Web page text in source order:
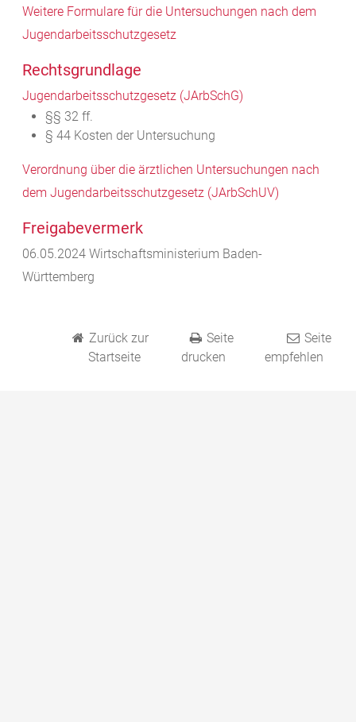
Weitere Formulare für die Untersuchungen nach dem
Jugendarbeitsschutzgesetz
Rechtsgrundlage
Jugendarbeitsschutzgesetz (JArbSchG)
§§ 32 ff.
§ 44 Kosten der Untersuchung
Verordnung über die ärztlichen Untersuchungen nach
dem Jugendarbeitsschutzgesetz (JArbSchUV)
Freigabevermerk
06.05.2024 Wirtschaftsministerium Baden-
Württemberg
Zurück zur
Startseite
Seite
drucken
Seite
empfehlen